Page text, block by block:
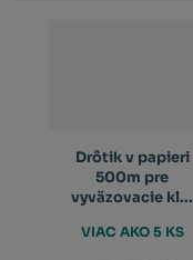
Drôtik v papieri
500m pre
vyväzovacie kl...
VIAC AKO 5 KS